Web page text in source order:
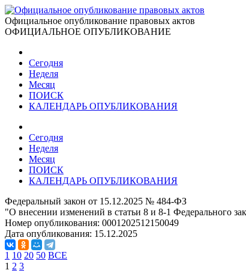
Официальное опубликование правовых актов
ОФИЦИАЛЬНОЕ ОПУБЛИКОВАНИЕ
Сегодня
Неделя
Месяц
ПОИСК
КАЛЕНДАРЬ ОПУБЛИКОВАНИЯ
Сегодня
Неделя
Месяц
ПОИСК
КАЛЕНДАРЬ ОПУБЛИКОВАНИЯ
Федеральный закон от 15.12.2025 № 484-ФЗ
"О внесении изменений в статьи 8 и 8-1 Федерального
Номер опубликования: 0001202512150049
Дата опубликования: 15.12.2025
1 10 20 50 ВСЕ
1 2 3